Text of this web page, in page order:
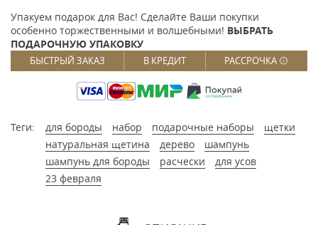
Упакуем подарок для Вас! Сделайте Ваши покупки
особенно торжественными и волшебными! ВЫБРАТЬ
ПОДАРОЧНУЮ УПАКОВКУ
БЫСТРЫЙ ЗАКАЗ В КРЕДИТ РАССРОЧКА
Теги: для бороды набор подарочные наборы
щетки
натуральная щетина
дерево
шампунь
шампунь для бороды
расчески
для усов
23 февраля